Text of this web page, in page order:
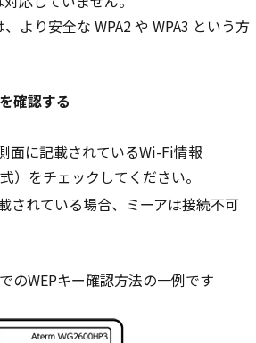
より安全な WPA2 や WPA3 という方
確認する
面に記載されているWi-Fi情報
）をチェックしてください。
されている場合、ミーアは接続不可
のWEPキー確認方法の一例です